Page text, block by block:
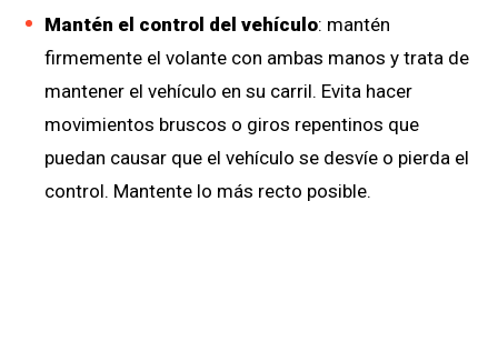
Mantén el control del vehículo: mantén
firmemente el volante con ambas manos y trata de
mantener el vehículo en su carril. Evita hacer
movimientos bruscos o giros repentinos que
puedan causar que el vehículo se desvíe o pierda el
control. Mantente lo más recto posible.